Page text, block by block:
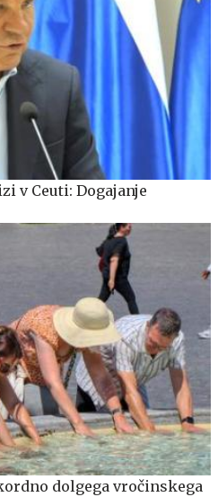
v Ceuti: Dogajanje
dolgega vročinskega